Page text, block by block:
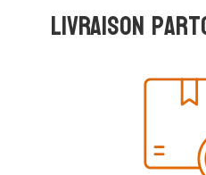
Livraison